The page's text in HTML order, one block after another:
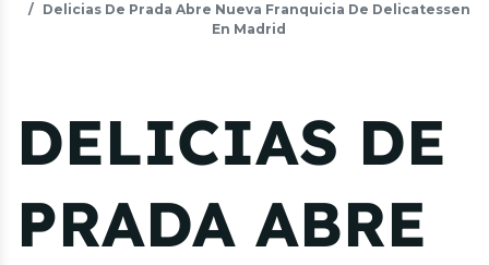
Delicias De Prada Abre Nueva Franquicia De Delicatessen
En Madrid
DELICIAS DE
PRADA ABRE